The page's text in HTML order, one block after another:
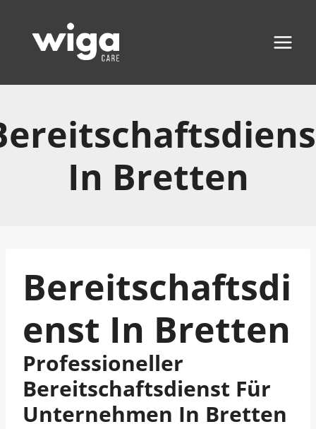
Inhalt
springen
In Bretten
Bereitschaftsdi
Enst In Bretten
Professioneller
Bereitschaftsdienst Für
Unternehmen In Bretten